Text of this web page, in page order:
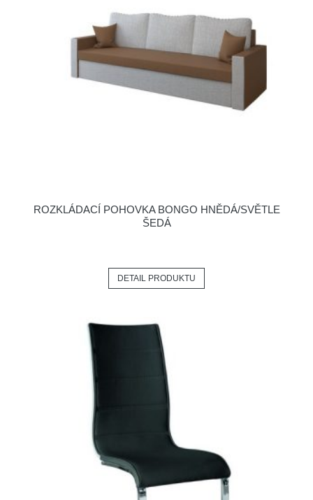
ROZKLÁDACÍ POHOVKA BONGO HNĚDÁ/SVĚTLE
ŠEDÁ
DETAIL PRODUKTU